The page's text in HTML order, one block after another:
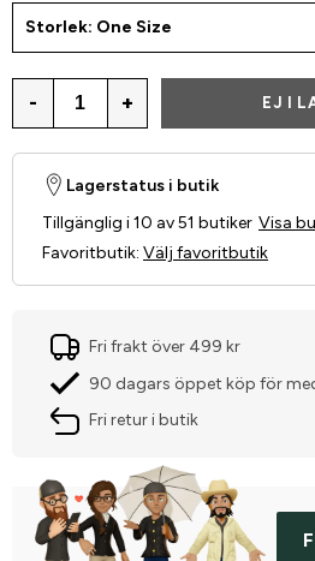
Storlek: One Size
- + EJ I
Lagerstatus i butik
Tillgänglig i 10 av 51 butiker Visa
Favoritbutik: Välj favoritbutik
Fri frakt över 499 kr
90 dagars öppet köp för
Fri retur i butik